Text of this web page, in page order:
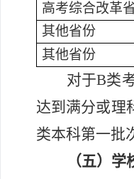
高考综合改革
其他省份
其他省份
对于B类
达到满分或理
类本科第一批
（五）学